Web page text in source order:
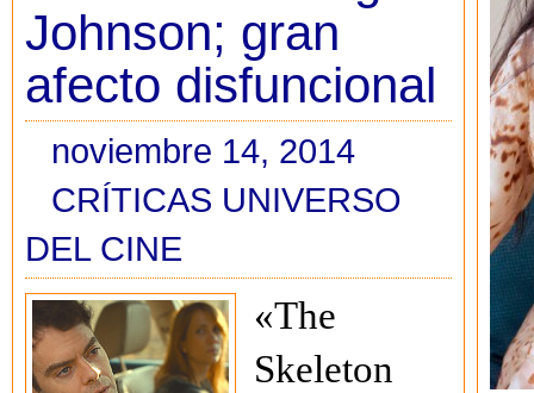
Johnson; gran
afecto disfuncional
noviembre 14, 2014
CRÍTICAS UNIVERSO
DEL CINE
«The
Skeleton